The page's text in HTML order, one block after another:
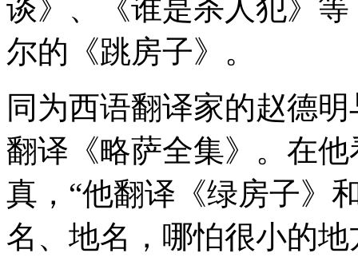
谈》、《谁是杀人犯》
尔的《跳房子》。
同为西语翻译家的赵德
翻译《略萨全集》。在
真，“他翻译《绿房子》
名、地名，哪怕很小的